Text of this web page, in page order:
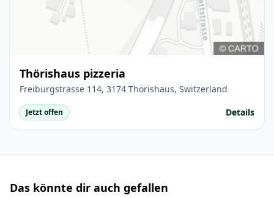
Thörishaus pizzeria
Freiburgstrasse 114, 3174 Thörishaus, Switzerland
Jetzt offen Details
Das könnte dir auch gefallen